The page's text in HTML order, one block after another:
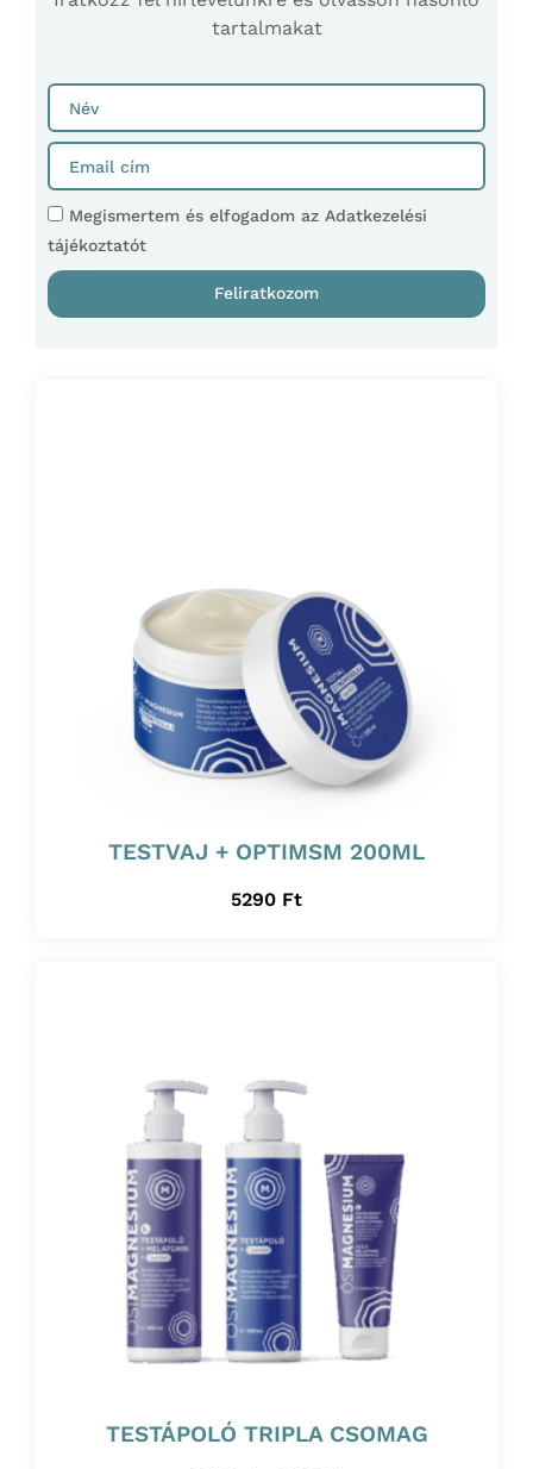
tartalmakat
Megismertem és elfogadom az Adatkezelési
tájékoztatót
Feliratkozom
TESTVAJ + OPTIMSM 200ML
5290 Ft
TESTÁPOLÓ TRIPLA CSOMAG